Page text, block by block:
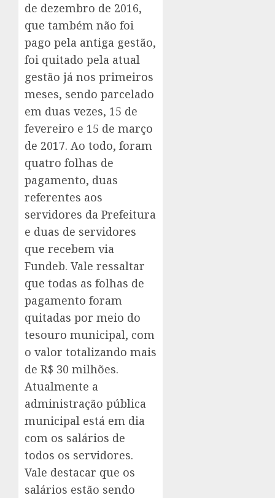
de dezembro de 2016,
que também não foi
pago pela antiga gestão,
foi quitado pela atual
gestão já nos primeiros
meses, sendo parcelado
em duas vezes, 15 de
fevereiro e 15 de março
de 2017. Ao todo, foram
quatro folhas de
pagamento, duas
referentes aos
servidores da Prefeitura
e duas de servidores
que recebem via
Fundeb. Vale ressaltar
que todas as folhas de
pagamento foram
quitadas por meio do
tesouro municipal, com
o valor totalizando mais
de R$ 30 milhões.
Atualmente a
administração pública
municipal está em dia
com os salários de
todos os servidores.
Vale destacar que os
salários estão sendo